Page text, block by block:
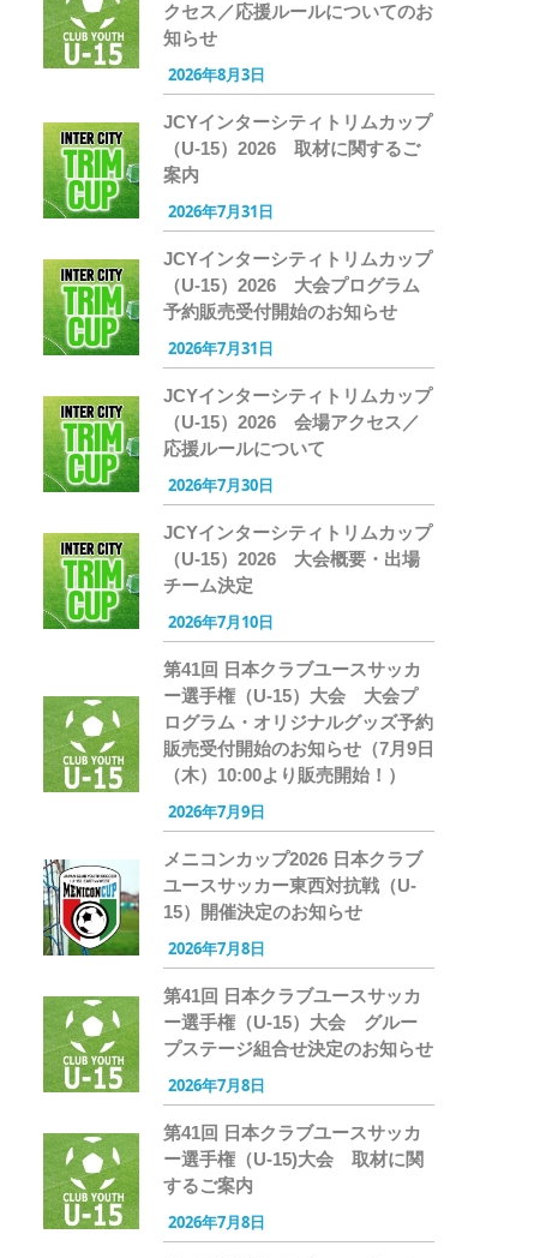
クセス／応援ルールについてのお
知らせ
2026年8月3日
JCYインターシティトリムカップ
（U-15）2026 取材に関するご
案内
2026年7月31日
JCYインターシティトリムカップ
（U-15）2026 大会プログラム
予約販売受付開始のお知らせ
2026年7月31日
JCYインターシティトリムカップ
（U-15）2026 会場アクセス／
応援ルールについて
2026年7月30日
JCYインターシティトリムカップ
（U-15）2026 大会概要・出場
チーム決定
2026年7月10日
第41回 日本クラブユースサッカ
ー選手権（U-15）大会 大会プ
ログラム・オリジナルグッズ予約
販売受付開始のお知らせ（7月9日
（木）10:00より販売開始！）
2026年7月9日
メニコンカップ2026 日本クラブ
ユースサッカー東西対抗戦（U-
15）開催決定のお知らせ
2026年7月8日
第41回 日本クラブユースサッカ
ー選手権（U-15）大会 グルー
プステージ組合せ決定のお知らせ
2026年7月8日
第41回 日本クラブユースサッカ
ー選手権（U-15)大会 取材に関
するご案内
2026年7月8日